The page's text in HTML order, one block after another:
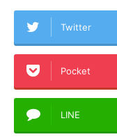
Twitter
Pocket
LINE